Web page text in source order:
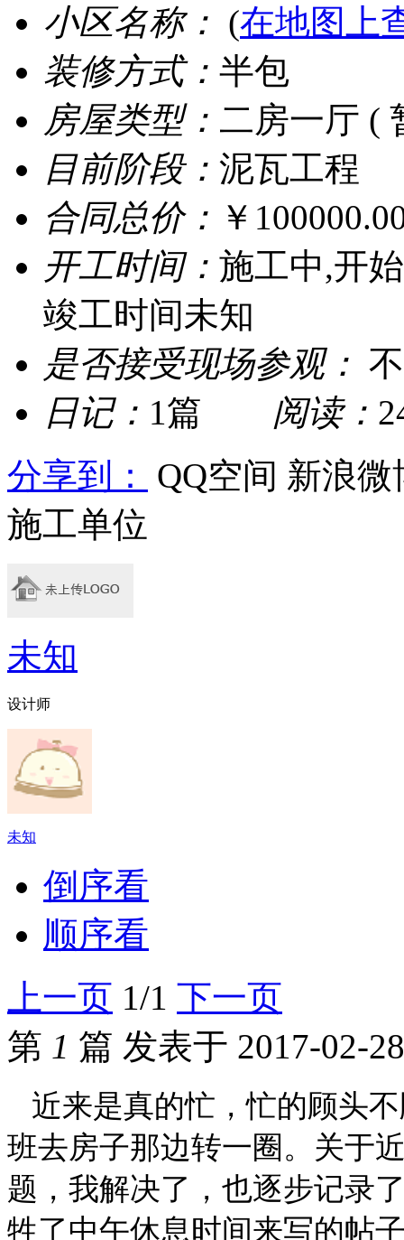
小区名称： (在地图上
装修方式： 半包
房屋类型： 二房一厅 (
目前阶段： 泥瓦工程
合同总价： ￥
开工时间： 施工中,开
竣工时间未知
是否接受现场参观：
日记： 1篇 阅读：
分享到：
QQ空间 新浪微
施工单位
未知
设计师
未知
倒序看
顺序看
上一页 1/1 下一页
第 1 篇 发表于 2017-02-
近来是真的忙，忙的顾头
班去房子那边转一圈。关于
题，我解决了，也逐步记录
牲了中午休息时间来写的帖